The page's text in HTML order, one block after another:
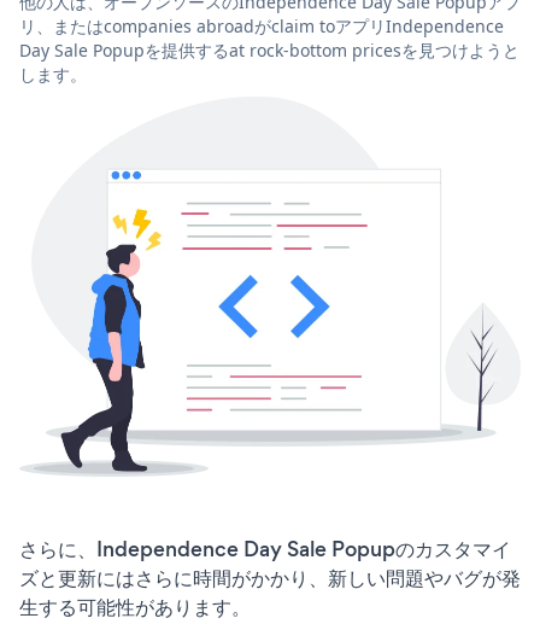
リ、またはcompanies abroadがclaim toアプリIndependence
Day Sale Popupを提供するat rock-bottom pricesを見つけようと
します。
さらに、Independence Day Sale Popupのカスタマイ
ズと更新にはさらに時間がかかり、新しい問題やバグが発
生する可能性があります。